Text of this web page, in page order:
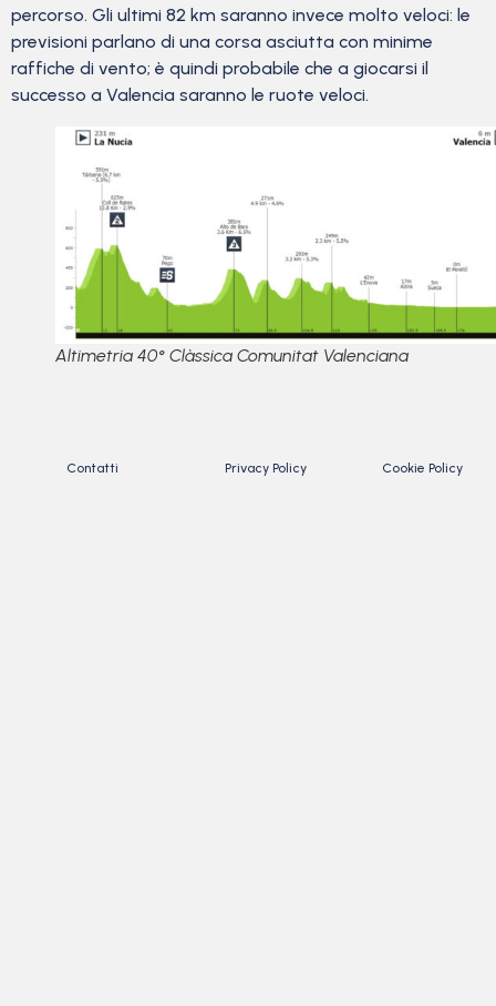
percorso. Gli ultimi 82 km saranno invece molto veloci: le
previsioni parlano di una corsa asciutta con minime
raffiche di vento; è quindi probabile che a giocarsi il
successo a Valencia saranno le ruote veloci.
Altimetria 40° Clàssica Comunitat Valenciana
Contatti Privacy Policy Cookie Policy